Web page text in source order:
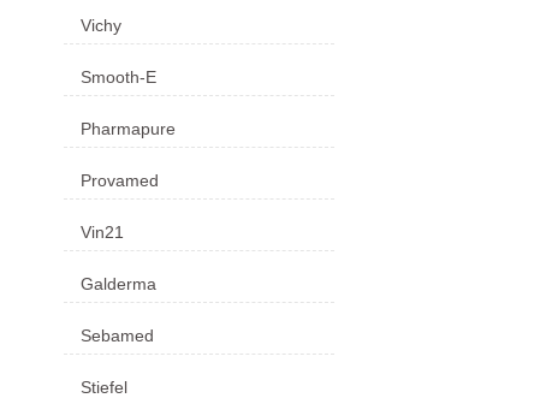
Vichy
Smooth-E
Pharmapure
Provamed
Vin21
Galderma
Sebamed
Stiefel